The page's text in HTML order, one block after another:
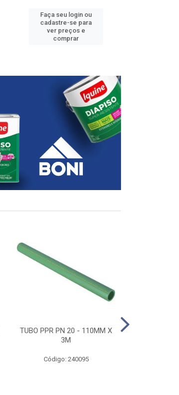
Faça seu login ou
cadastre-se para
ver preços e
comprar
TUBO PPR PN 20 - 110MM X
3M
Código: 240095